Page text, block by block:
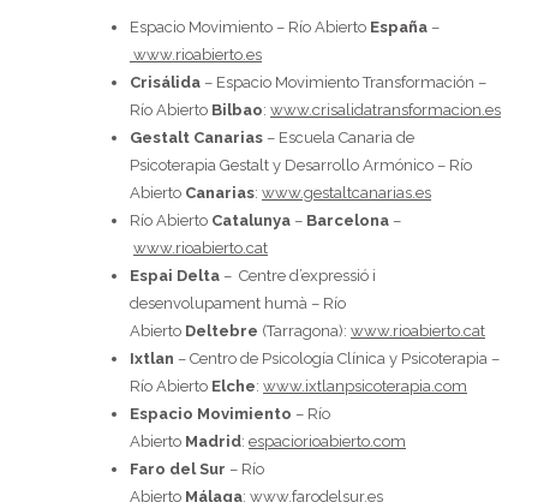
Espacio Movimiento – Río Abierto España –
www.rioabierto.es
Crisálida – Espacio Movimiento Transformación –
Río Abierto Bilbao: www.crisalidatransformacion.es
Gestalt Canarias – Escuela Canaria de
Psicoterapia Gestalt y Desarrollo Armónico – Río
Abierto Canarias: www.gestaltcanarias.es
Río Abierto Catalunya – Barcelona –
www.rioabierto.cat
Espai Delta – Centre d’expressió i
desenvolupament humà – Río
Abierto Deltebre (Tarragona): www.rioabierto.cat
Ixtlan – Centro de Psicología Clínica y Psicoterapia –
Río Abierto Elche: www.ixtlanpsicoterapia.com
Espacio Movimiento – Río
Abierto Madrid: espaciorioabierto.com
Faro del Sur – Río
Abierto Málaga: www.farodelsur.es